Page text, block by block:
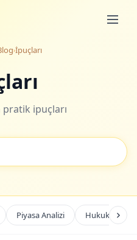
›İpuçları
pratik ipuçları
Piyasa Analizi Hukuk &